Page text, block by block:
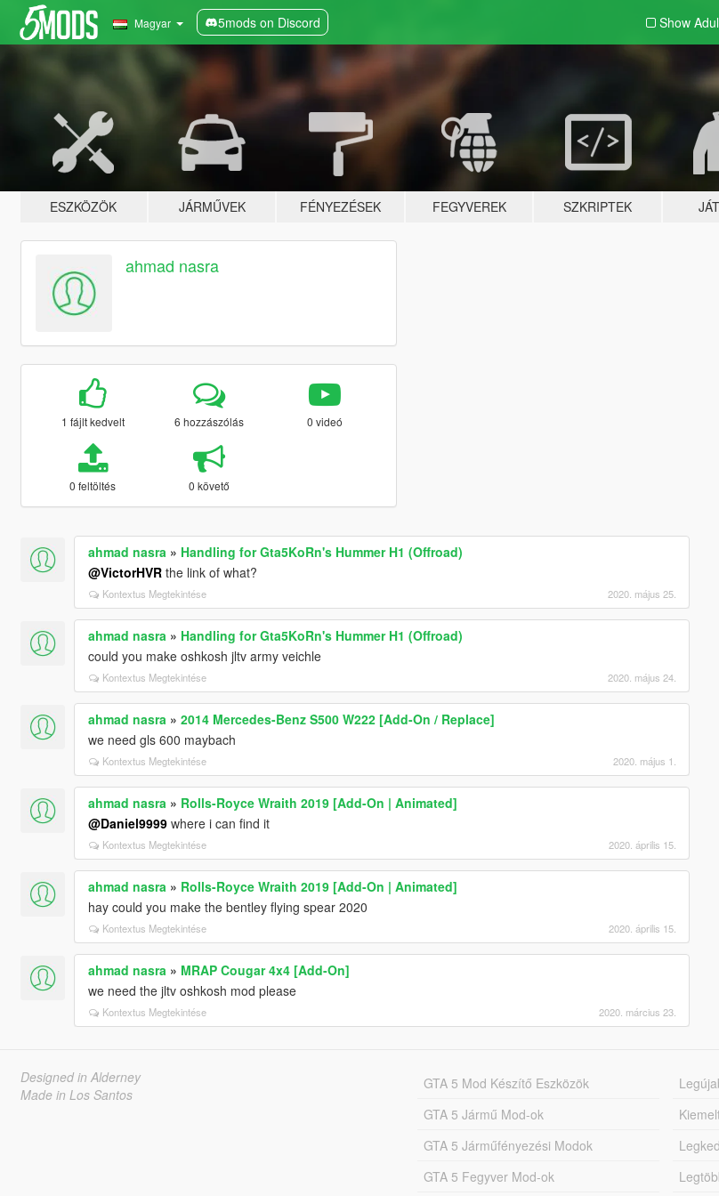
Magyar 5mods on Discord Show
ESZKÖZÖK JÁRMŰVEK FÉNYEZÉSEK FEGYVEREK SZKRIPTEK
ahmad nasra
1 fájlt kedvelt 6 hozzászólás 0 videó
0 feltöltés 0 követő
ahmad nasra » Handling for Gta5KoRn's Hummer H1 (Offroad)
@VictorHVRthe link of what?
Kontextus Megtekintése 2020. május 25.
ahmad nasra » Handling for Gta5KoRn's Hummer H1 (Offroad)
could you make oshkosh jltv army veichle
Kontextus Megtekintése 2020. május 24.
ahmad nasra » 2014 Mercedes-Benz S500 W222 [Add-On / Replace]
we need gls 600 maybach
Kontextus Megtekintése 2020. május 1.
ahmad nasra » Rolls-Royce Wraith 2019 [Add-On | Animated]
@Daniel9999where i can find it
Kontextus Megtekintése 2020. április 15.
ahmad nasra » Rolls-Royce Wraith 2019 [Add-On | Animated]
hay could you make the bentley flying spear 2020
Kontextus Megtekintése 2020. április 15.
ahmad nasra » MRAP Cougar 4x4 [Add-On]
we need the jltv oshkosh mod please
Kontextus Megtekintése 2020. március 23.
Designed in Alderney
Made in Los Santos
GTA 5 Mod Készítő Eszközök
GTA 5 Jármű Mod-ok
GTA 5 Járműfényezési Modok
GTA 5 Fegyver Mod-ok